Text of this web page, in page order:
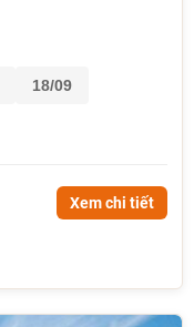
18/09
Xem chi tiết